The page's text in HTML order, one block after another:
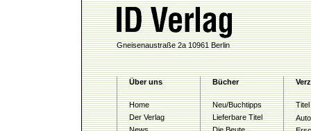
Gneisenaustraße 2a 10961 Berlin
Über uns
Home
Der Verlag
Bücher
Neu/Buchtipps
Lieferbare Titel